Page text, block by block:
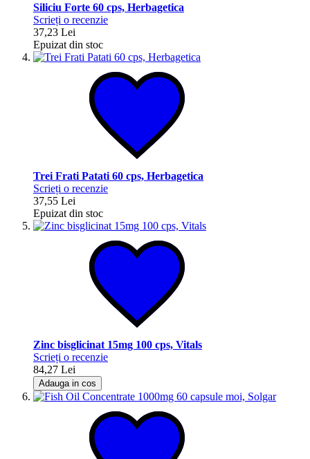
Siliciu Forte 60 cps, Herbagetica
Scrieți o recenzie
37,23 Lei
Epuizat din stoc
Trei Frati Patati 60 cps, Herbagetica
Scrieți o recenzie
37,55 Lei
Epuizat din stoc
Zinc bisglicinat 15mg 100 cps, Vitals
Scrieți o recenzie
84,27 Lei
Adauga in cos